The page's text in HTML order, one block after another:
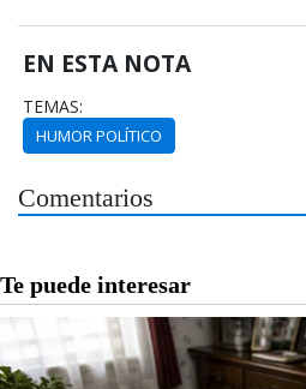
EN ESTA NOTA
TEMAS:
HUMOR POLÍTICO
Comentarios